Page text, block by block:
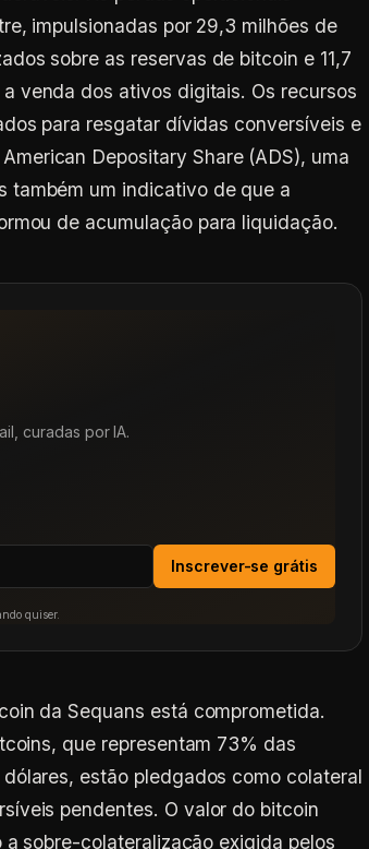
impulsionadas por 29,3 milhões de
sobre as reservas de bitcoin e 11,7
venda dos ativos digitais. Os recursos
para resgatar dívidas conversíveis e
Depositary Share (ADS), uma
também um indicativo de que a
de acumulação para liquidação.
curadas por IA.
Inscrever-se grátis
quiser.
da Sequans está comprometida.
que representam 73% das
estão pledgados como colateral
pendentes. O valor do bitcoin
sobre-colateralização exigida pelos